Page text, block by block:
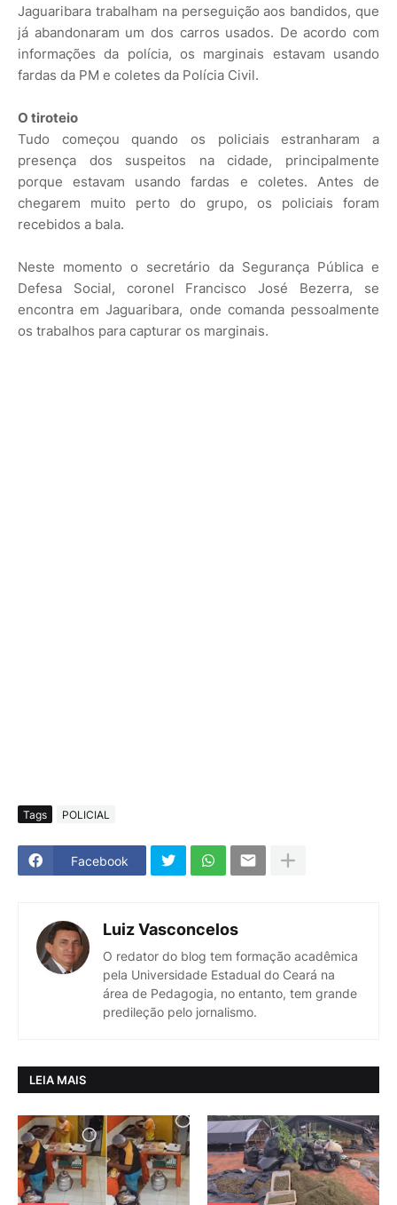
Jaguaribara trabalham na perseguição aos bandidos, que
já abandonaram um dos carros usados. De acordo com
informações da polícia, os marginais estavam usando
fardas da PM e coletes da Polícia Civil.
O tiroteio
Tudo começou quando os policiais estranharam a
presença dos suspeitos na cidade, principalmente
porque estavam usando fardas e coletes. Antes de
chegarem muito perto do grupo, os policiais foram
recebidos a bala.
Neste momento o secretário da Segurança Pública e
Defesa Social, coronel Francisco José Bezerra, se
encontra em Jaguaribara, onde comanda pessoalmente
os trabalhos para capturar os marginais.
Tags POLICIAL
Facebook
Luiz Vasconcelos
O redator do blog tem formação acadêmica
pela Universidade Estadual do Ceará na
área de Pedagogia, no entanto, tem grande
predileção pelo jornalismo.
LEIA MAIS